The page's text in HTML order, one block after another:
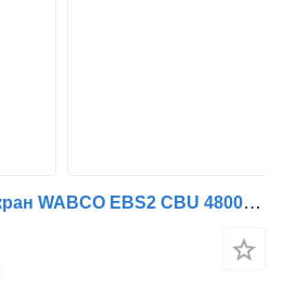
Главный тормозной кран WABCO EBS2 CBU 4800200100 для тягача IVECO Stralis, Trakker (2002-)